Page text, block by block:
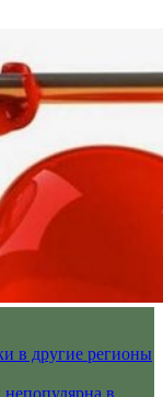
в другие регионы
в